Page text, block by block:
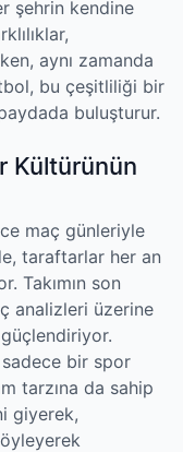
şehrin kendine
aynı zamanda
bu çeşitliliği bir
buluşturur.
Kültürünün
maç günleriyle
taraftarlar her an
Takımın son
analizleri üzerine
sadece bir spor
tarzına da sahip
giyerek,